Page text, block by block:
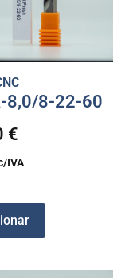
8,0/8-22-60
€
IVA